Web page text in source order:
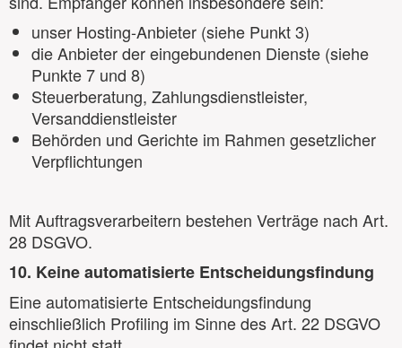
unser Hosting-Anbieter (siehe Punkt 3)
die Anbieter der eingebundenen Dienste (siehe
Punkte 7 und 8)
Steuerberatung, Zahlungsdienstleister,
Versanddienstleister
Behörden und Gerichte im Rahmen gesetzlicher
Verpflichtungen
Mit Auftragsverarbeitern bestehen Verträge nach Art.
28 DSGVO.
10. Keine automatisierte Entscheidungsfindung
Eine automatisierte Entscheidungsfindung
einschließlich Profiling im Sinne des Art. 22 DSGVO